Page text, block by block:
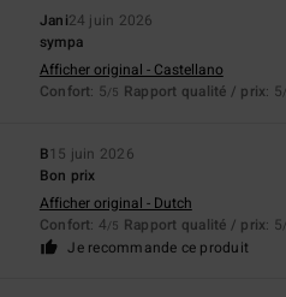
Jani24 juin 2026
sympa
Afficher original - Castellano
Confort: 5/5 Rapport qualité / prix: 5
B15 juin 2026
Bon prix
Afficher original - Dutch
Confort: 4/5 Rapport qualité / prix: 5
Je recommande ce produit